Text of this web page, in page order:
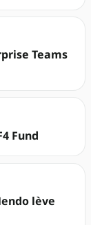
Teams
Fund
lève